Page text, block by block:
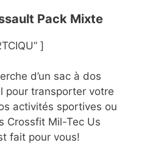
Pack Mixte
]
d’un sac à dos
pour transporter votre
activités sportives ou
Crossfit Mil-Tec Us
fait pour vous!